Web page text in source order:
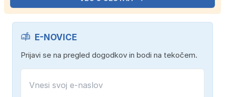
E-NOVICE
Prijavi se na pregled dogodkov in bodi na tekočem.